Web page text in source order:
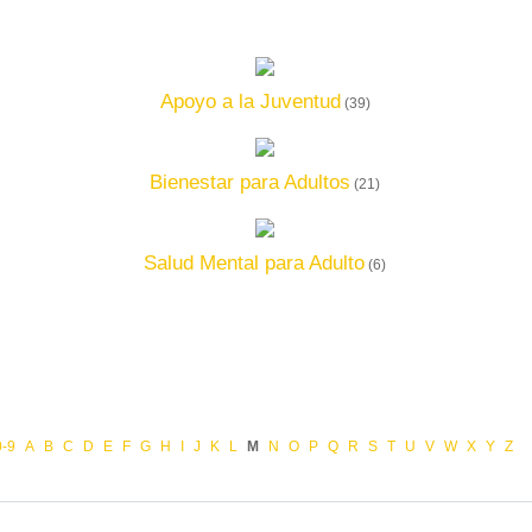
Apoyo a la Juventud (39)
Bienestar para Adultos (21)
Salud Mental para Adulto (6)
9 A B C D E F G H J K L M N O P Q R S T U V W X Y Z